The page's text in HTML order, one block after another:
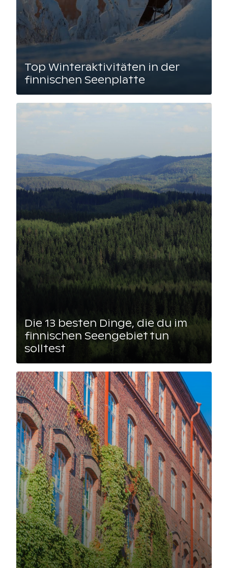
Top Winteraktivitäten in der
finnischen Seenplatte
Die 13 besten Dinge, die du im
finnischen Seengebiet tun
solltest